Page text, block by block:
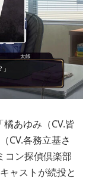
あゆみ（CV.皆
CV.各務立基さ
コン探偵倶楽部
ャストが続投と